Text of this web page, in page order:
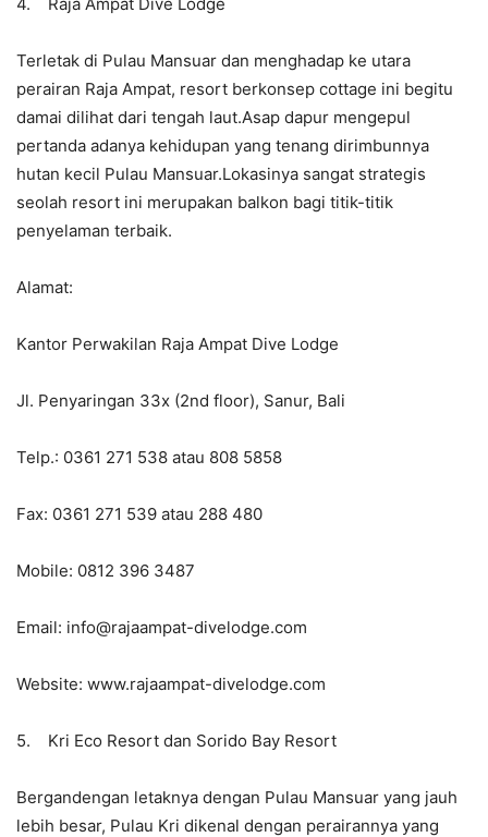
Terletak di Pulau Mansuar dan menghadap ke utara
perairan Raja Ampat, resort berkonsep cottage ini begitu
damai dilihat dari tengah laut.Asap dapur mengepul
pertanda adanya kehidupan yang tenang dirimbunnya
hutan kecil Pulau Mansuar.Lokasinya sangat strategis
seolah resort ini merupakan balkon bagi titik-titik
penyelaman terbaik.
Alamat:
Kantor Perwakilan Raja Ampat Dive Lodge
Jl. Penyaringan 33x (2nd floor), Sanur, Bali
Telp.: 0361 271 538 atau 808 5858
Fax: 0361 271 539 atau 288 480
Mobile: 0812 396 3487
Email: info@rajaampat-divelodge.com
Website: www.rajaampat-divelodge.com
5. Kri Eco Resort dan Sorido Bay Resort
Bergandengan letaknya dengan Pulau Mansuar yang jauh
lebih besar, Pulau Kri dikenal dengan perairannya yang